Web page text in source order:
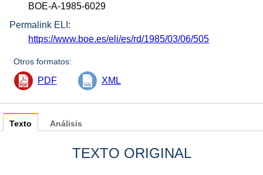
BOE-A-1985-6029
Permalink ELI:
https://www.boe.es/eli/es/rd/1985/03/06/505
Otros formatos:
PDF XML
Texto
TEXTO ORIGINAL
Análisis